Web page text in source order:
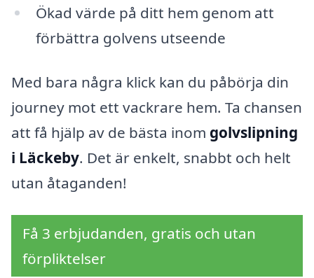
Ökad värde på ditt hem genom att
förbättra golvens utseende
Med bara några klick kan du påbörja din
journey mot ett vackrare hem. Ta chansen
att få hjälp av de bästa inom golvslipning
i Läckeby. Det är enkelt, snabbt och helt
utan åtaganden!
Få 3 erbjudanden, gratis och utan
förpliktelser